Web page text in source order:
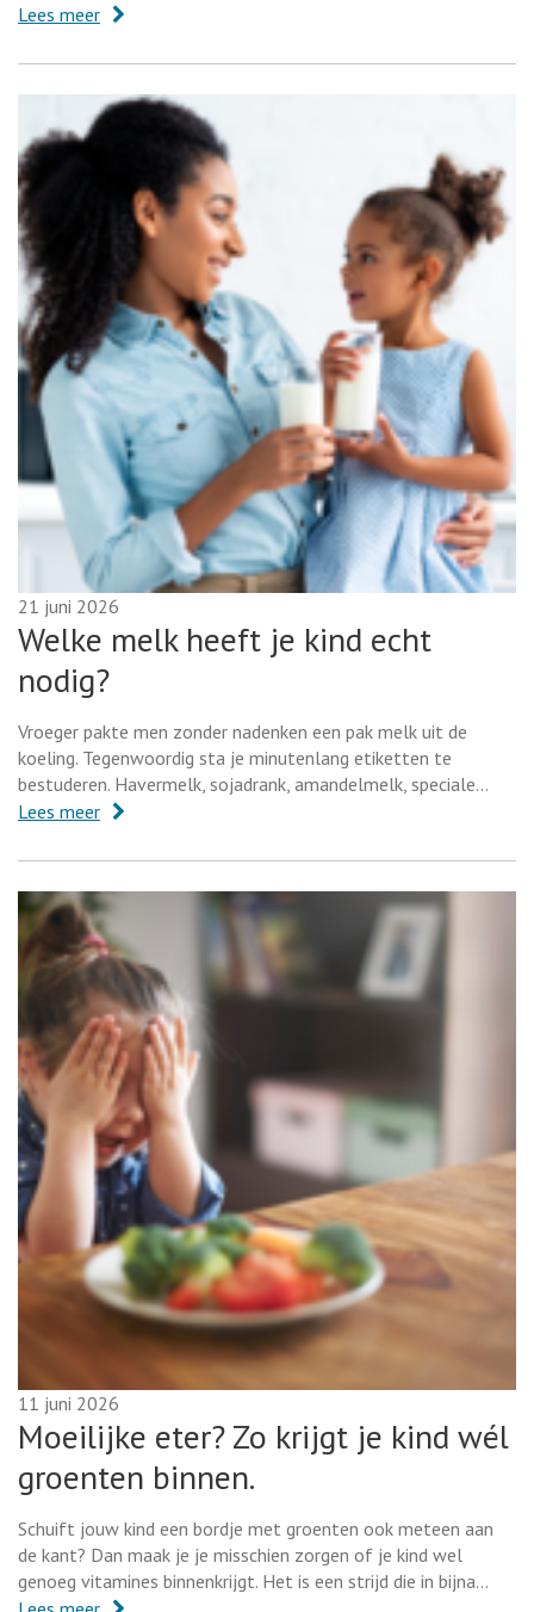
Lees meer
Welke melk heeft je kind echt
nodig?
21 juni 2026
Vroeger pakte men zonder nadenken een pak melk uit de
koeling. Tegenwoordig sta je minutenlang etiketten te
bestuderen. Havermelk, sojadrank, amandelmelk, speciale…
Lees meer
Moeilijke eter? Zo krijgt je kind wél
groenten binnen.
11 juni 2026
Schuift jouw kind een bordje met groenten ook meteen aan
de kant? Dan maak je je misschien zorgen of je kind wel
genoeg vitamines binnenkrijgt. Het is een strijd die in bijna…